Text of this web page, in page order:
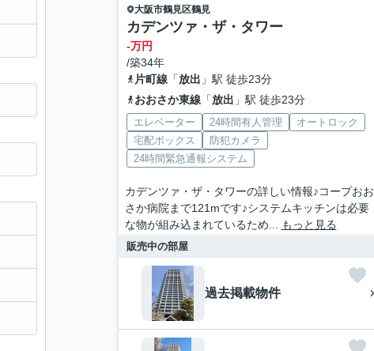
大阪市鶴見区鶴見
カデンツァ・ザ・タワー
-万円
/築34年
片町線「放出 」駅 徒歩23分
おおさか東線「放出 」駅 徒歩23分
エレベーター 24時間有人管理
オートロック
宅配ボックス
防犯カメラ
24時間緊急通報システム
カデンツァ・ザ・タワーの詳しい情報♪コープおお
さか病院まで121mです♪システムキッチンは必要
な物が組み込まれているため...
もっと見る
販売中の部屋
過去掲載物件